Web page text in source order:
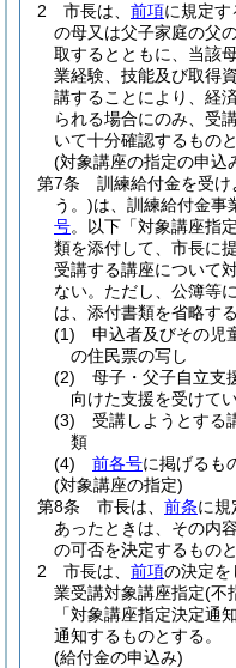
2
市長は、 前項に規定
の母又は父子家庭の父
取するとともに、当該
業経験、技能及び取得
講することにより、経
られる場合にのみ、受
いて十分確認するものと
(対象講座の指定の申込
第7条
訓練給付金を受
う。)は、訓練給付金事
号。以下「対象講座指
類を添付して、市長に
受講する講座について
ない。 ただし、公簿等
は、添付書類を省略す
(1)
申込者及びその児
の住民票の写し
(2)
母子・父子自立支
向けた支援を受けて
(3)
受講しようとする
類
(4)
前各号に掲げるも
(対象講座の指定)
第8条
市長は、 前条に規
あったときは、その内
の可否を決定するものと
2
市長は、 前項の決定を
業受講対象講座指定(不
「対象講座指定決定通
通知するものとする。
(給付金の申込み)